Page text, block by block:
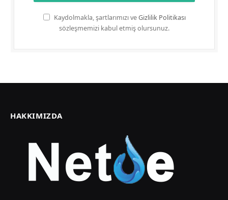
Kaydolmakla, şartlarımızı veGizlilik Politikası
sözleşmemizi kabul etmiş olursunuz.
HAKKIMIZDA